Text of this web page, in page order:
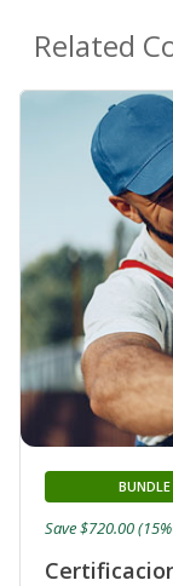
Related
BUNDLE
Save $720.00